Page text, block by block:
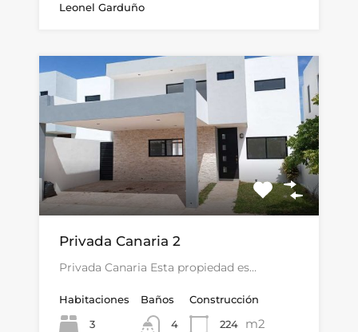
Leonel Garduño
Privada Canaria 2
Privada Canaria Esta propiedad es…
Habitaciones
3
Baños
4
Construcción
224
m2